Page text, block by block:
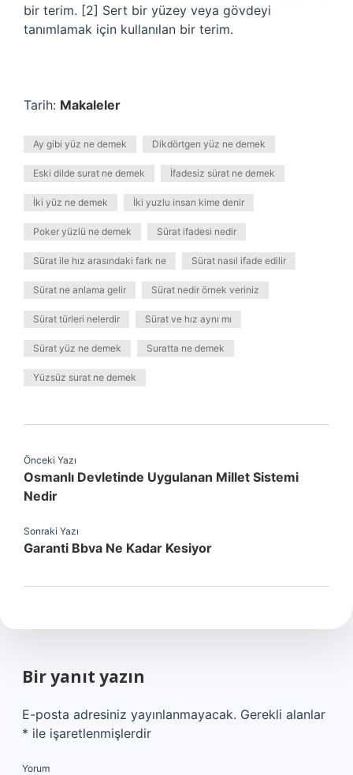
bir terim. [2] Sert bir yüzey veya gövdeyi
tanımlamak için kullanılan bir terim.
Tarih: Makaleler
Ay gibi yüz ne demek Dikdörtgen yüz ne demek
Eski dilde surat ne demek İfadesiz sürat ne demek
İki yüz ne demek İki yuzlu insan kime denir
Poker yüzlü ne demek Sürat ifadesi nedir
Sürat ile hız arasındaki fark ne Sürat nasıl ifade edilir
Sürat ne anlama gelir Sürat nedir örnek veriniz
Sürat türleri nelerdir Sürat ve hız aynı mı
Sürat yüz ne demek Suratta ne demek
Yüzsüz surat ne demek
Önceki Yazı
Osmanlı Devletinde Uygulanan Millet Sistemi
Nedir
Sonraki Yazı
Garanti Bbva Ne Kadar Kesiyor
Bir yanıt yazın
E-posta adresiniz yayınlanmayacak. Gerekli alanlar
* ile işaretlenmişlerdir
Yorum